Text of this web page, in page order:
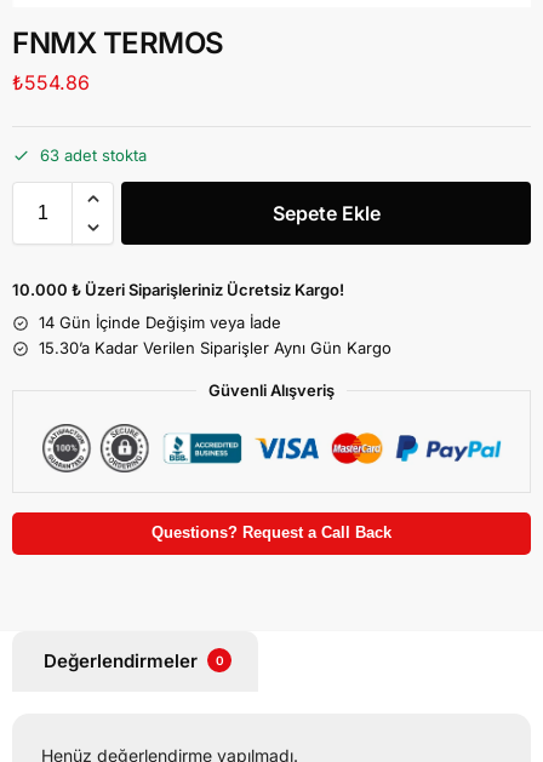
FNMX TERMOS
₺554.86
63 adet stokta
Sepete Ekle
10.000 ₺ Üzeri Siparişleriniz Ücretsiz Kargo!
14 Gün İçinde Değişim veya İade
15.30’a Kadar Verilen Siparişler Aynı Gün Kargo
Güvenli Alışveriş
Questions? Request a Call Back
Değerlendirmeler 0
Henüz değerlendirme yapılmadı.